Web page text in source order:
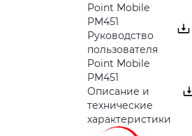
Point Mobile
PM451
Руководство
пользователя
Point Mobile
PM451
Описание и
технические
характеристики